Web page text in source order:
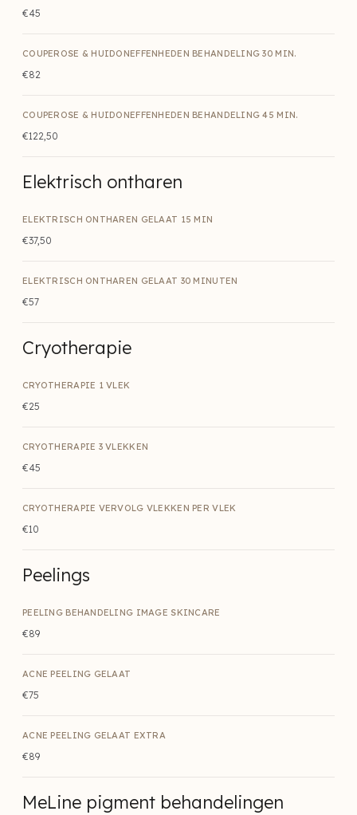
€45
COUPEROSE & HUIDONEFFENHEDEN BEHANDELING 30 MIN.
€82
COUPEROSE & HUIDONEFFENHEDEN BEHANDELING 45 MIN.
€122,50
Elektrisch ontharen
ELEKTRISCH ONTHAREN GELAAT 15 MIN
€37,50
ELEKTRISCH ONTHAREN GELAAT 30 MINUTEN
€57
Cryotherapie
CRYOTHERAPIE 1 VLEK
€25
CRYOTHERAPIE 3 VLEKKEN
€45
CRYOTHERAPIE VERVOLG VLEKKEN PER VLEK
€10
Peelings
PEELING BEHANDELING IMAGE SKINCARE
€89
ACNE PEELING GELAAT
€75
ACNE PEELING GELAAT EXTRA
€89
MeLine pigment behandelingen